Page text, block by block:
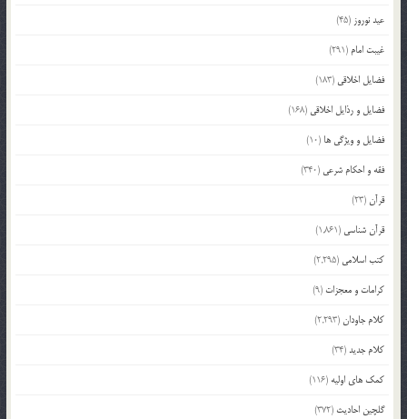
عید نوروز (45)
غیبت امام (291)
فضایل اخلاقی (183)
فضایل و رذایل اخلاقی (168)
فضایل و ویژگی ها (10)
فقه و احکام شرعی (340)
قرآن(23)
قرآن شناسی (1,861)
کتب اسلامی (2,295)
کرامات و معجزات (9)
کلام جاودان(2,293)
کلام جدید(34)
کمک های اولیه (116)
گلچین احادیث (372)